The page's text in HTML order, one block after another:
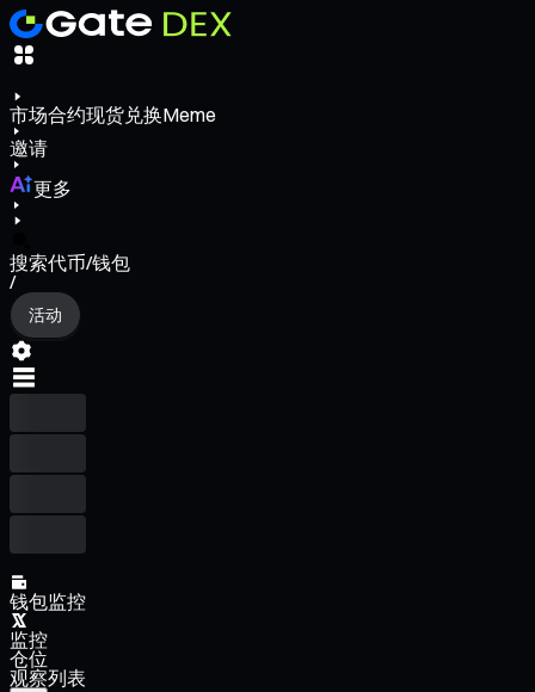
市场合约现货兑换Meme
邀请
更多
搜索代币/钱包
/
活动
钱包监控
监控
仓位
观察列表